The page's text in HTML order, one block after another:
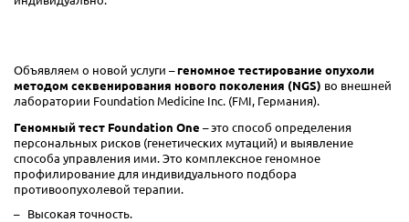
Объявляем о новой услуги –геномное тестирование опухоли
методом секвенирования нового поколения (NGS) во внешней
лаборатории Foundation Medicine Inc. (FMI, Германия).
Геномный тест Foundation One – это способ определения
персональных рисков (генетических мутаций) и выявление
способа управления ими. Это комплексное геномное
профилирование для индивидуального подбора
противоопухолевой терапии.
Высокая точность.